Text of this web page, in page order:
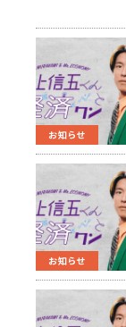
お知らせ
お知らせ